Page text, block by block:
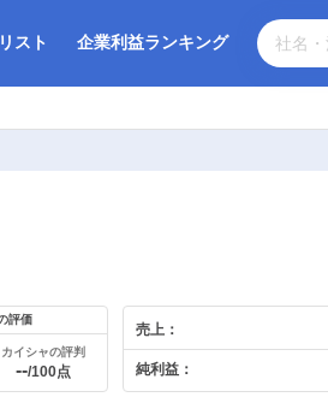
スト 企業利益ランキング
評価
カイシャの評判
--/100点
売上：
純利益：